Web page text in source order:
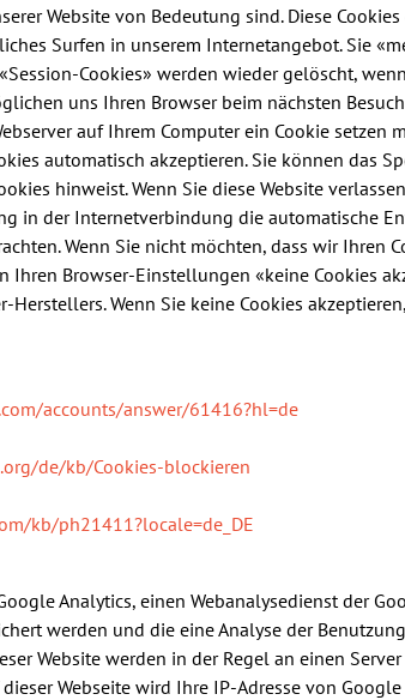
Website von Bedeutung sind. Diese
Surfen in unserem Internetangebot. Sie
Cookies» werden wieder gelöscht,
uns Ihren Browser beim nächsten
auf Ihrem Computer ein Cookie setzen
automatisch akzeptieren. Sie können das
hinweist. Wenn Sie diese Website
in der Internetverbindung die automatische
Wenn Sie nicht möchten, dass wir
Ihren Browser-Einstellungen «keine Cookies
Herstellers. Wenn Sie keine Cookies
accounts/answer/61416?hl=de
de/kb/Cookies-blockieren
kb/ph21411?locale=de_DE
Analytics, einen Webanalysedienst der
werden und die eine Analyse der
Website werden in der Regel an einen
Webseite wird Ihre IP-Adresse von